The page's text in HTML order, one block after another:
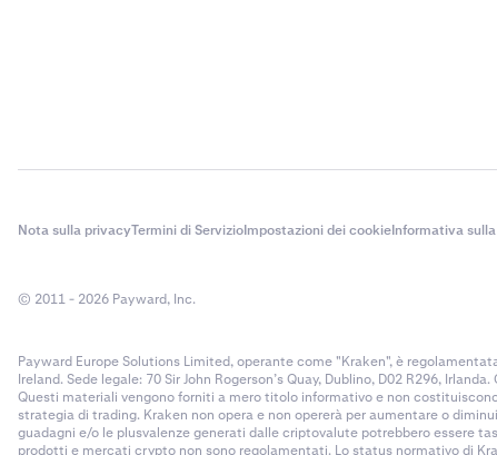
Nota sulla privacyTermini di ServizioImpostazioni dei cookieInformativa
© 2011 - 2026 Payward, Inc.
Payward Europe Solutions Limited, operante come "Kraken", è
Ireland. Sede legale: 70 Sir John Rogerson’s Quay, Dublino, D02 R296,
Questi materiali vengono forniti a mero titolo informativo e non
strategia di trading. Kraken non opera e non opererà per aumentare o
guadagni e/o le plusvalenze generati dalle criptovalute potrebbero essere
prodotti e mercati crypto non sono regolamentati. Lo status normativo di